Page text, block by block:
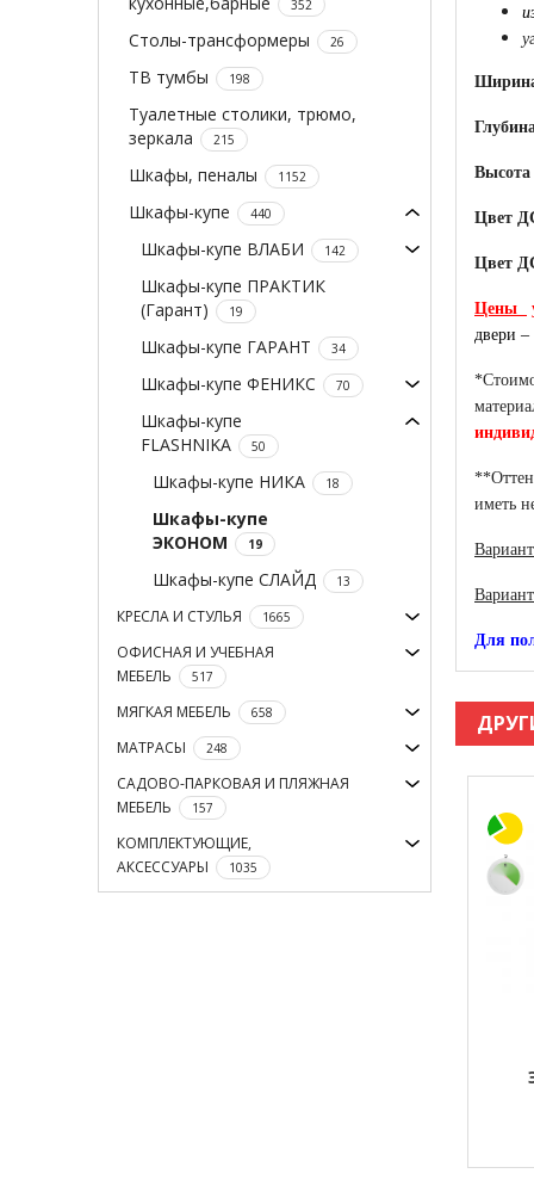
352
Столы-трансформеры 26
ТВ тумбы 198
Туалетные столики, трюмо,
зеркала
215
Шкафы, пеналы 1152
Шкафы-купе 440
Шкафы-купе ВЛАБИ 142
Шкафы-купе ПРАКТИК
(Гарант)
19
Шкафы-купе ГАРАНТ 34
Шкафы-купе ФЕНИКС 70
Шкафы-купе
FLASHNIKA
50
Шкафы-купе НИКА 18
Шкафы-купе
ЭКОНОМ
19
Шкафы-купе СЛАЙД 13
КРЕСЛА И СТУЛЬЯ 1665
ОФИСНАЯ И УЧЕБНАЯ
МЕБЕЛЬ
517
МЯГКАЯ МЕБЕЛЬ 658
МАТРАСЫ 248
САДОВО-ПАРКОВАЯ И ПЛЯЖНАЯ
МЕБЕЛЬ
157
КОМПЛЕКТУЮЩИЕ,
АКСЕССУАРЫ
1035
Высота
Цвет
Цвет
Цены
двери –
иметь
Для